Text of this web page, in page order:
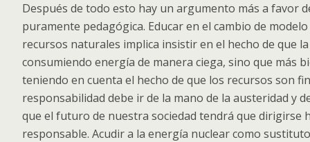
Después de todo esto hay un argumento más a favor
puramente pedagógica. Educar en el cambio de
recursos naturales implica insistir en el hecho de que
consumiendo energía de manera ciega, sino que más
teniendo en cuenta el hecho de que los recursos son
responsabilidad debe ir de la mano de la austeridad y
que el futuro de nuestra sociedad tendrá que dirigirse
responsable. Acudir a la energía nuclear como